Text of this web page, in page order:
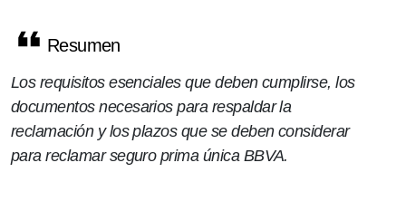
Resumen
Los requisitos esenciales que deben cumplirse, los
documentos necesarios para respaldar la
reclamación y los plazos que se deben considerar
para reclamar seguro prima única BBVA.